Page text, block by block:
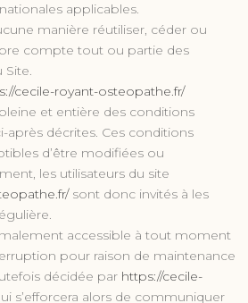
applicables.
manière réutiliser, céder ou
compte tout ou partie des
Site.
cecile-royant-osteopathe.fr/
et entière des conditions
après décrites. Ces conditions
d’être modifiées ou
les utilisateurs du site
sont donc invités à les
accessible à tout moment
pour raison de maintenance
décidée par https://cecile-
s’efforcera alors de communiquer